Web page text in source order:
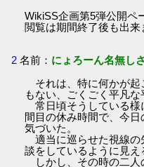
WikiSS企画第5弾公開ペ
閲覧は期間終了後も出
2 名前： にょろーん名無し
それは、特に何かが起
もない、ごくごく平凡な
常日頃そうしている様
間目の休み時間で、今
気づいた。
適当に巡らせた視線の
談をしているように見え
しかし、その時の二